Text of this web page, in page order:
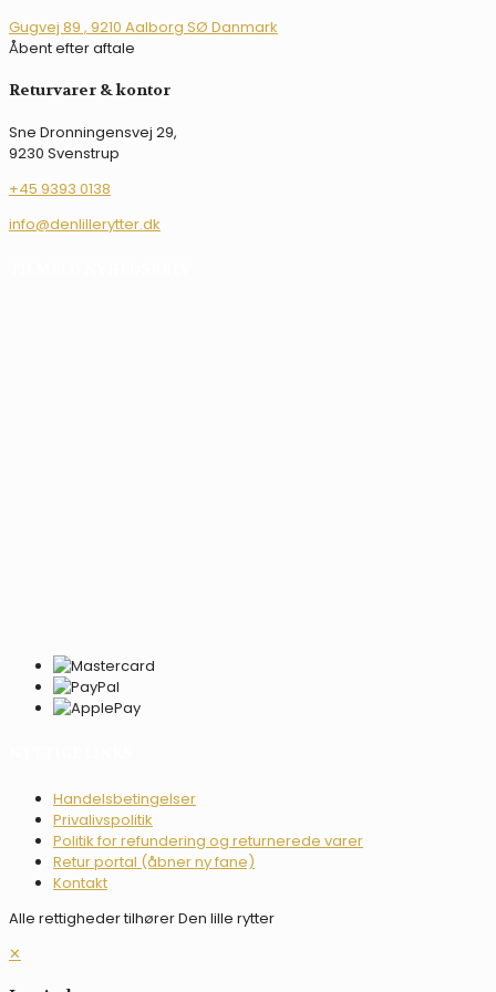
kan
vælges
Gugvej 89 , 9210 Aalborg SØ Danmark
Åbent efter aftale
Returvarer & kontor
Sne Dronningensvej 29,
9230 Svenstrup
+45 9393 0138
info@denlillerytter.dk
Handelsbetingelser
Privalivspolitik
Politik for refundering og returnerede varer
Retur portal (åbner ny fane)
Kontakt
Alle rettigheder tilhører Den lille rytter
✕